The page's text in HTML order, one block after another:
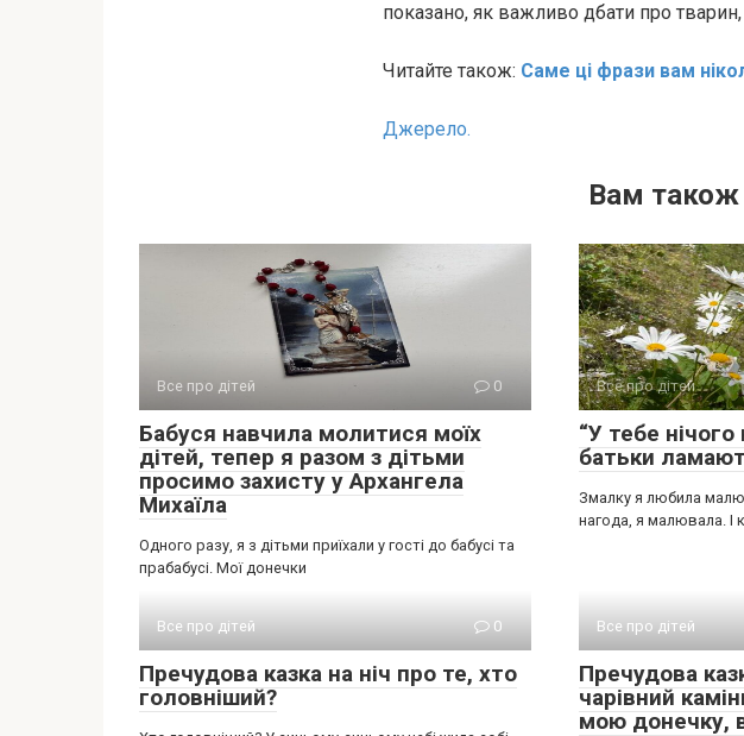
показано, як важливо дбати про тварин,
Читайте також: Саме ці фрази вам
Джерело.
Вам
Все про дітей 0
Бабуся навчила молитися моїх
дітей, тепер я разом з дітьми
просимо захисту у Архангела
Михаїла
Одного разу, я з дітьми приїхали у гості до бабусі та
прабабусі. Мої донечки
Все про дітей
“У тебе
батьки
Змалку я любила
нагода, я малювала. І
Все про дітей 0
Пречудова казка на ніч про те, хто
головніший?
Все про дітей
Пречудова
чарівний
мою донечку,